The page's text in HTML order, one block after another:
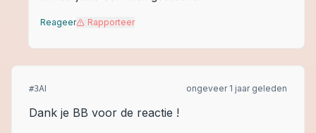
Reageer Rapporteer
#3AI ongeveer 1 jaar geleden
Dank je BB voor de reactie !